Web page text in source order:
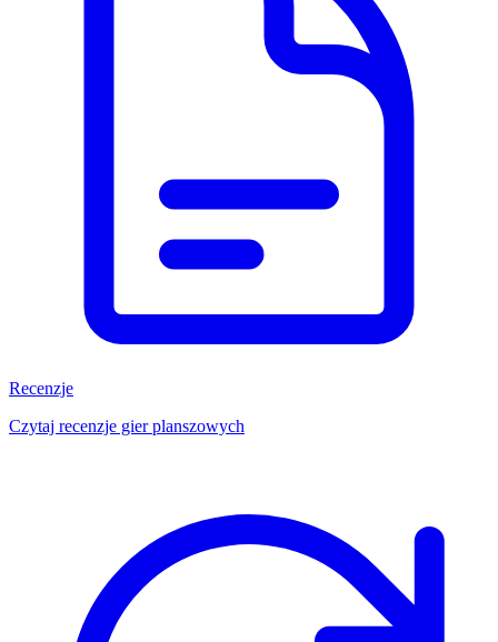
Recenzje
Czytaj recenzje gier planszowych